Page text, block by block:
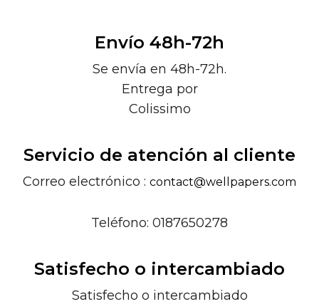
Envío 48h-72h
Se envía en 48h-72h.
Entrega por
Colissimo
Servicio de atención al cliente
Correo electrónico : contact@wellpapers.com
Teléfono: 0187650278
Satisfecho o intercambiado
Satisfecho o intercambiado